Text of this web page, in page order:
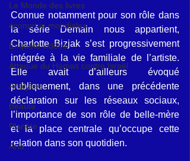
Le Monde des livres
économie mondiales
Enquête vidéos
Attaque du Hamas contre Israël
Analyses
Beauté
Planète
Arts
Connue notamment pour son rôle dans
la série Demain nous appartient,
Charlotte Bizjak s’est progressivement
intégrée à la vie familiale de l’artiste.
Elle avait d’ailleurs évoqué
publiquement, dans une précédente
déclaration sur les réseaux sociaux,
l’importance de son rôle de belle-mère
et la place centrale qu’occupe cette
relation dans son quotidien.